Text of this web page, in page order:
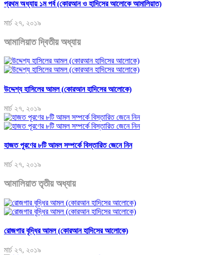
প্রথম অধ্যায় ১ম পর্ব (কোরআন ও হাদিসের আলোকে আমালিয়াত)
মার্চ ২৭, ২০১৯
আমালিয়াত দ্বিতীয় অধ্যায়
উদ্দেশ্য হাসিলের আমল (কোরআন হাদিসের আলোকে)
মার্চ ২৭, ২০১৯
হাজত পূরণের ৮টি আমল সম্পর্কে বিস্তারিত জেনে নিন
মার্চ ২৭, ২০১৯
আমালিয়াত তৃতীয় অধ্যায়
রোজগার বৃদ্ধির আমল (কোরআন হাদিসের আলোকে)
মার্চ ২৭, ২০১৯